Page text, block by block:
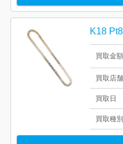
買取金額
買取店舗
買取日
買取種別